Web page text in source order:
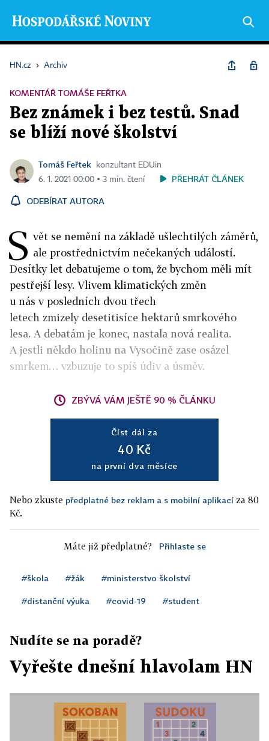
HN.cz › Archiv
KOMENTÁŘ TOMÁŠE FEŘTKA
Bez známek i bez testů. Snad
se blíží nové školství
Tomáš Feřtek
konzultant EDUin
6. 1. 2021 00:00 ▪ 3 min. čtení
PŘEHRÁT ČLÁNEK
ODEBÍRAT AUTORA
S vět se nemění na základě ušlechtilých záměrů,
ale prostřednictvím nečekaných událostí.
Desítky let debatujeme o tom, že bychom měli mít
pestřejší lesy. Vlivem klimatických změn
u nás v posledních dvou třech
letech zmizely desetitisíce hektarů smrkového
lesa. A debatám je konec, nastala nová realita.
A jestli někdo holinu na Vysočině zase osázel
smrkem… vzbuzuje to spíš údiv a úsměv.
ZBÝVÁ VÁM JEŠTĚ 90 % ČLÁNKU
Číst dál za
40 Kč
na první dva měsíce
Nebo zkuste předplatné bez reklam a s mobilní aplikací za 80
Kč.
Máte již předplatné? Přihlaste se
#škola #žák #ministerstvo školství
#distanční výuka #covid-19 #student
Nudíte se na poradě?
Vyřešte dnešní hlavolam HN